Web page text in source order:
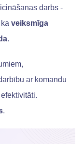
darbs -
veiksmīga
.
ar komandu
.